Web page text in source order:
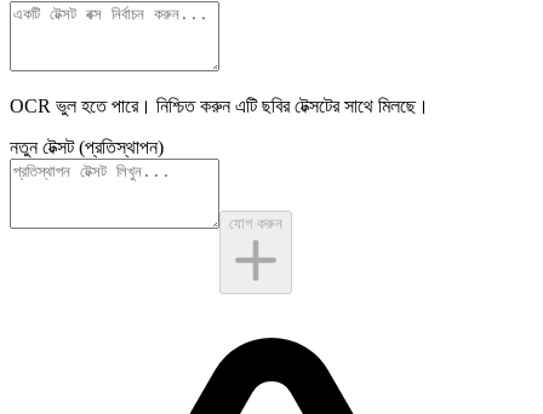
OCR ভুল হতে পারে। নিশ্চিত করুন এটি ছবির টেক্সটের সাথে মিলছে।
নতুন টেক্সট (প্রতিস্থাপন)
যোগ করুন